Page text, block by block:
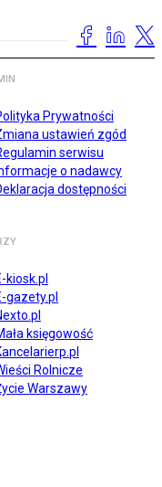
Prywatności
ustawień zgód
serwisu
o nadawcy
dostępności
kiosk.pl
gazety.pl
księgowość
Rolnicze
Warszawy